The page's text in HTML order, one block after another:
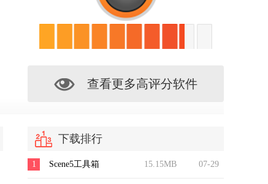
查看更多高评分软件
下载排行
07-29
15.15MB
1 Scene5工具箱